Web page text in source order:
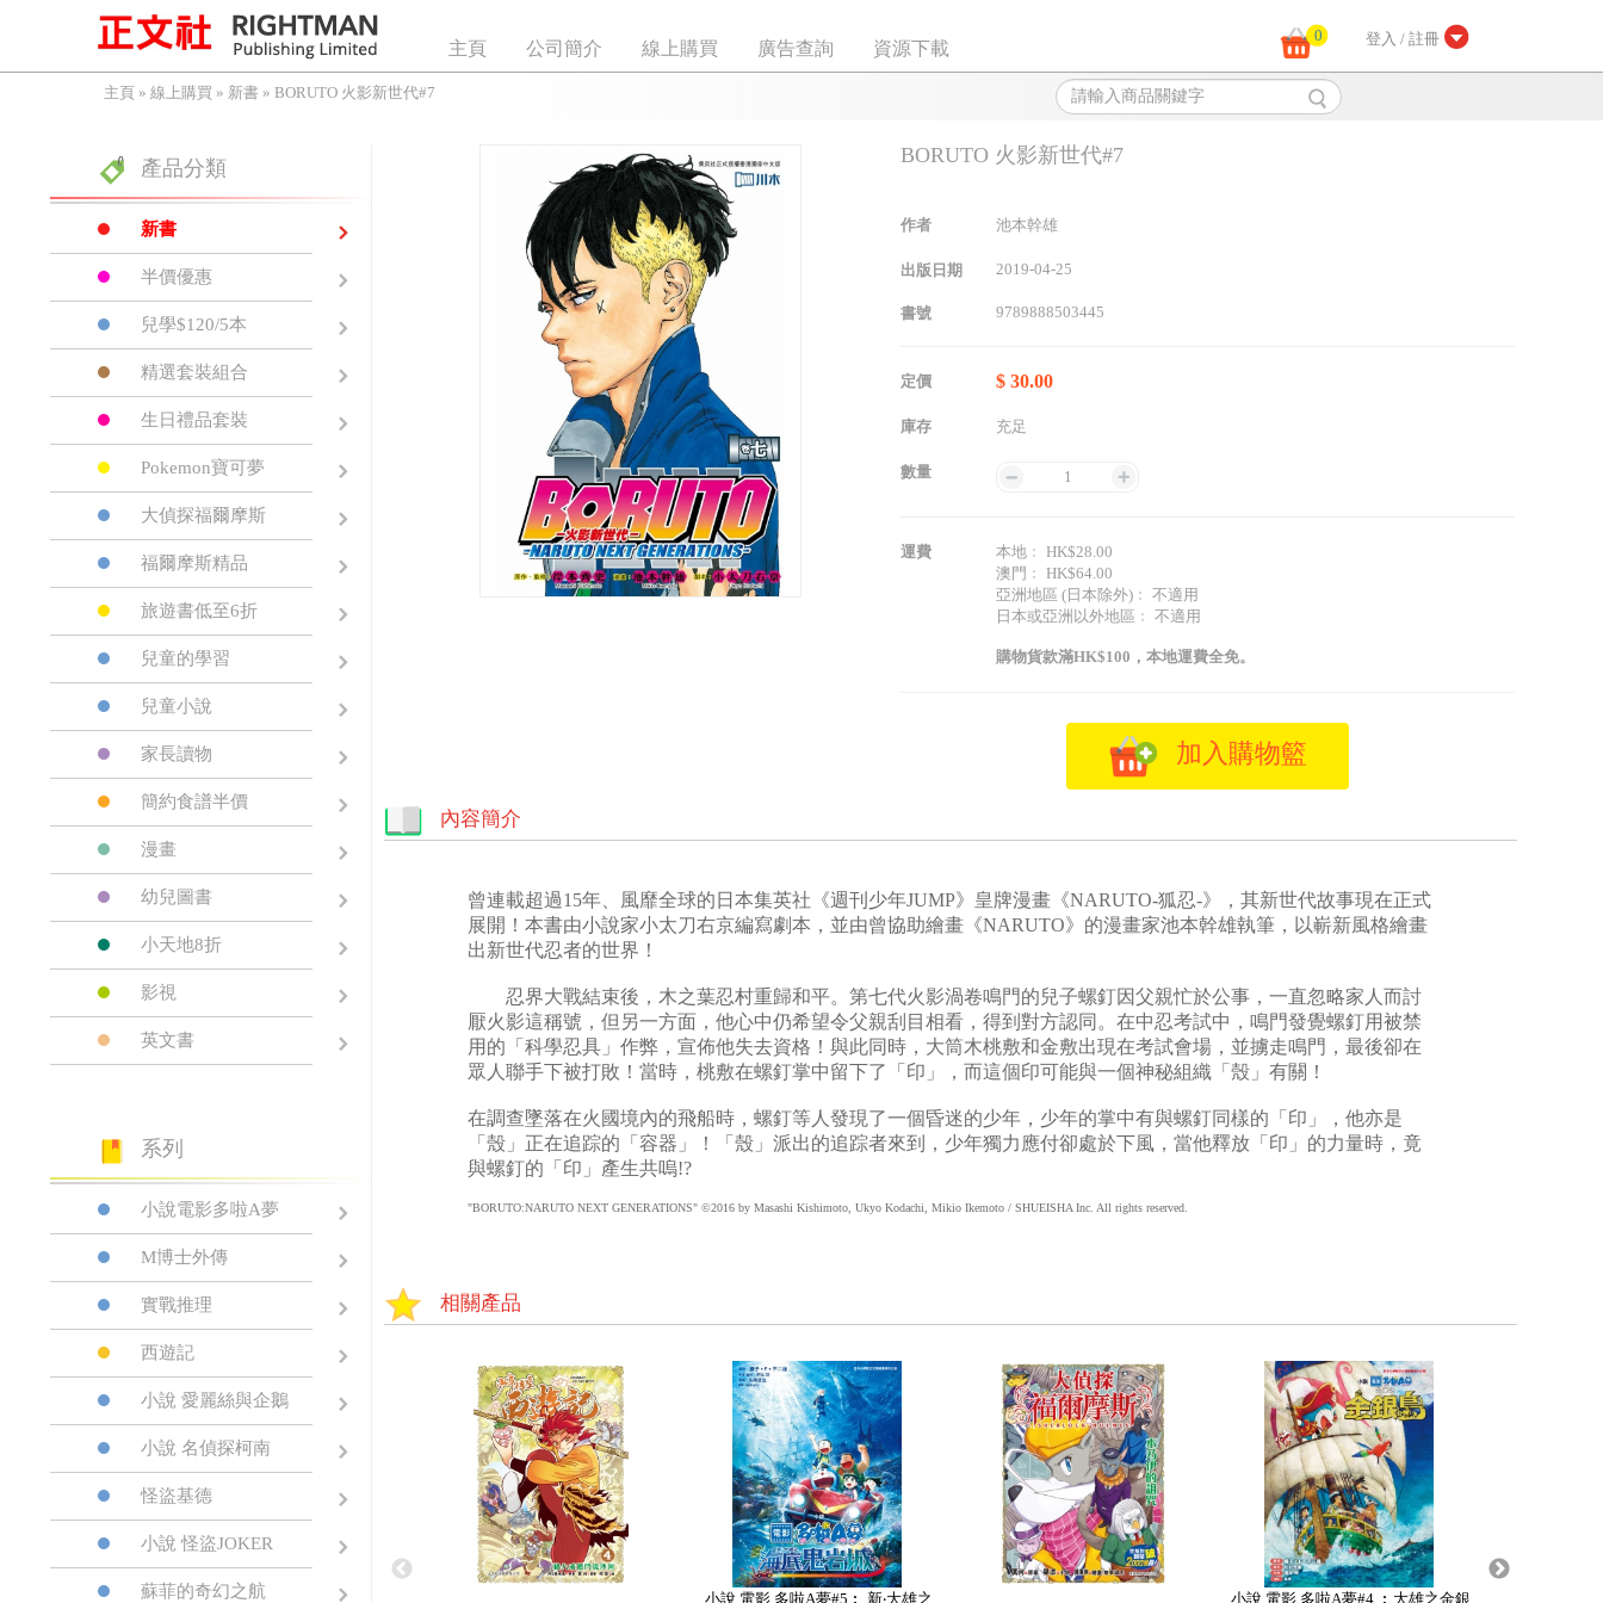
主頁 公司簡介 線上購買 廣告查詢 資源下載 登入 / 註冊
0
主頁 » 線上購買 » 新書 » BORUTO 火影新世代#7
產品分類
新書
半價優惠
兒學$120/5本
精選套裝組合
生日禮品套裝
Pokemon寶可夢
大偵探福爾摩斯
福爾摩斯精品
旅遊書低至6折
兒童的學習
兒童小說
家長讀物
簡約食譜半價
漫畫
幼兒圖書
小天地8折
影視
英文書
系列
小說電影多啦A夢
M博士外傳
實戰推理
西遊記
小說 愛麗絲與企鵝
小說 名偵探柯南
怪盜基德
小說 怪盜JOKER
蘇菲的奇幻之航
BORUTO 火影新世代#7
作者 池本幹雄
出版日期 2019-04-25
書號 9789888503445
定價 $ 30.00
庫存 充足
數量 1
運費
本地﹕ HK$28.00
澳門﹕ HK$64.00
亞洲地區 (日本除外)﹕ 不適用
日本或亞洲以外地區﹕ 不適用
購物貨款滿HK$100，本地運費全免。
加入購物籃
內容簡介
曾連載超過15年、風靡全球的日本集英社《週刊少年JUMP》皇牌漫畫《NARUTO-狐忍-》，其新世代故事現在正式
展開！本書由小說家小太刀右京編寫劇本，並由曾協助繪畫《NARUTO》的漫畫家池本幹雄執筆，以嶄新風格繪畫
出新世代忍者的世界！
忍界大戰結束後，木之葉忍村重歸和平。第七代火影渦卷鳴門的兒子螺釘因父親忙於公事，一直忽略家人而討
厭火影這稱號，但另一方面，他心中仍希望令父親刮目相看，得到對方認同。在中忍考試中，鳴門發覺螺釘用被禁
用的「科學忍具」作弊，宣佈他失去資格！與此同時，大筒木桃敷和金敷出現在考試會場，並擄走鳴門，最後卻在
眾人聯手下被打敗！當時，桃敷在螺釘掌中留下了「印」，而這個印可能與一個神秘組織「殼」有關！
在調查墜落在火國境內的飛船時，螺釘等人發現了一個昏迷的少年，少年的掌中有與螺釘同樣的「印」，他亦是
「殼」正在追踪的「容器」！「殼」派出的追踪者來到，少年獨力應付卻處於下風，當他釋放「印」的力量時，竟
與螺釘的「印」產生共嗚!?
"BORUTO:NARUTO NEXT GENERATIONS" ©2016 by Masashi Kishimoto, Ukyo Kodachi, Mikio Ikemoto / SHUEISHA Inc. All rights reserved.
相關產品
小說 電影 多啦A夢#5︰ 新‧大雄之 小說 電影 多啦A夢#4 ︰大雄之金銀